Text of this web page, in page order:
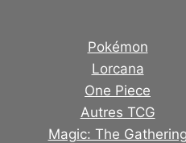
Pokémon
Lorcana
One Piece
Autres TCG
Magic: The Gathering